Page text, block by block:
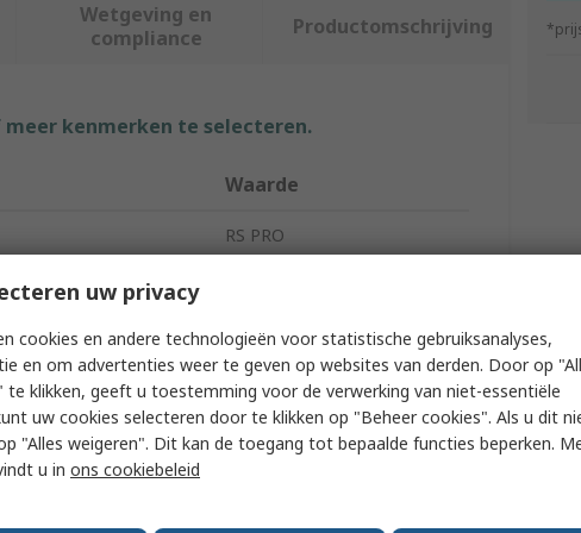
Wetgeving en
compliance
Productomschrijving
kenmerken te selecteren.
Waarde
RS PRO
Crimp Tool
Open Crimp Sleeves
No
RoHS
uw privacy
cookies en andere technologieën voor statistische gebruiksanalyses,
en om advertenties weer te geven op websites van derden. Door op
te klikken, geeft u toestemming voor de verwerking van niet-essentiële
uw cookies selecteren door te klikken op "Beheer cookies". Als u dit
"Alles weigeren". Dit kan de toegang tot bepaalde functies beperken.
u in ons cookiebeleid